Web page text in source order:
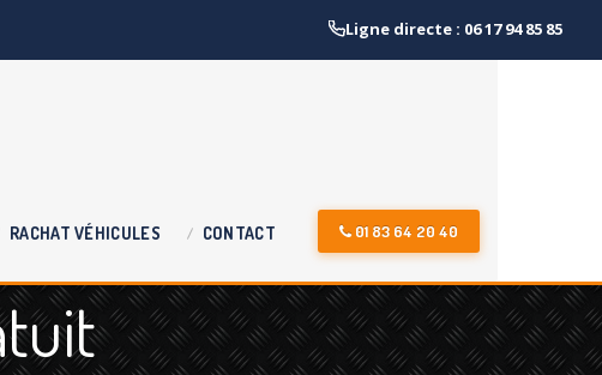
Ligne directe : 06 17 94 85 85
RACHAT VÉHICULES CONTACT 01 83 64 20 40